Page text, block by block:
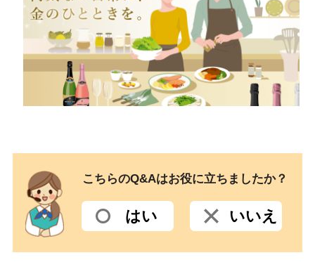
こちらのQ&Aはお役に立ちましたか？
はい いいえ